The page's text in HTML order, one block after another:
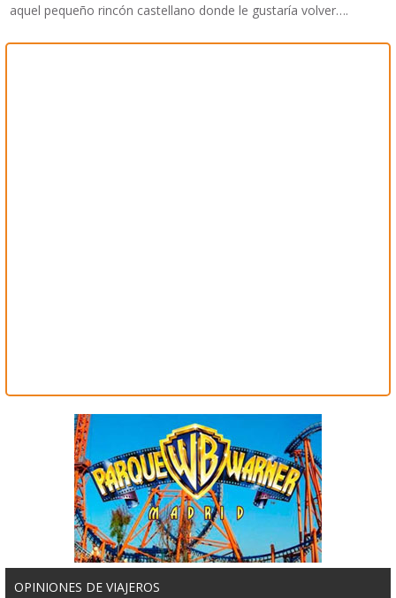
aquel pequeño rincón castellano donde le gustaría volver….
OPINIONES DE VIAJEROS